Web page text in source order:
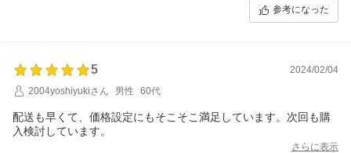
またこの店で買いたいと思う一連の流れの買い物となりました。
参考になった
5
2024/02/04
2004yoshiyukiさん
男性 60代
配送も早くて、価格設定にもそこそこ満足しています。次回も購
入検討しています。
さらに表示